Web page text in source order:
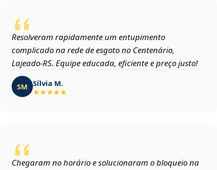
Resolveram rapidamente um entupimento
complicado na rede de esgoto no Centenário,
Lajeado‑RS. Equipe educada, eficiente e preço justo!
SM Sílvia M.
Chegaram no horário e solucionaram o bloqueio na